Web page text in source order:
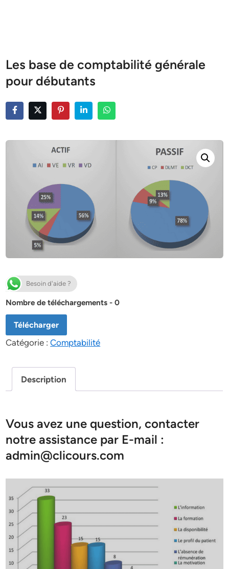
Les base de comptabilité générale
pour débutants
Besoin d'aide ?
Nombre de téléchargements - 0
Télécharger
Catégorie :Comptabilité
Description
Vous avez une question, contacter
notre assistance par E-mail :
admin@clicours.com